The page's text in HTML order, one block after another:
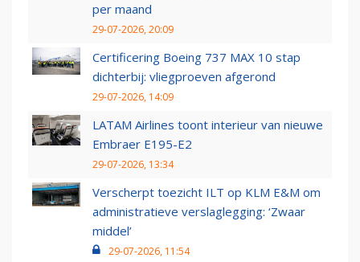
per maand
29-07-2026, 20:09
Certificering Boeing 737 MAX 10 stap
dichterbij: vliegproeven afgerond
29-07-2026, 14:09
LATAM Airlines toont interieur van nieuwe
Embraer E195-E2
29-07-2026, 13:34
Verscherpt toezicht ILT op KLM E&M om
administratieve verslaglegging: ‘Zwaar
middel’
29-07-2026, 11:54